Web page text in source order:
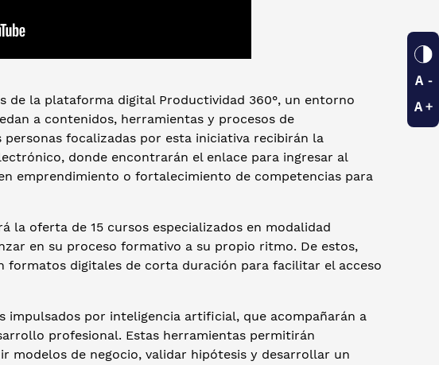
la plataforma digital Productividad 360°, un entorno
a contenidos, herramientas y procesos de
focalizadas por esta iniciativa recibirán la
donde encontrarán el enlace para ingresar al
emprendimiento o fortalecimiento de competencias para
la oferta de 15 cursos especializados en modalidad
en su proceso formativo a su propio ritmo. De estos,
formatos digitales de corta duración para facilitar el acceso
por inteligencia artificial, que acompañarán a
profesional. Estas herramientas permitirán
de negocio, validar hipótesis y desarrollar un